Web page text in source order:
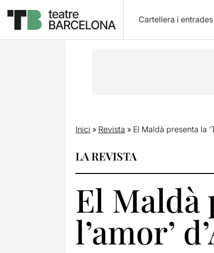
Cartellera i entrades
Inici » Revista » El Maldà presenta la
LA REVISTA
El Maldà
l’amor’